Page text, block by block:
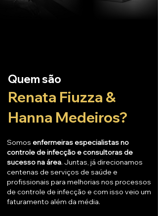
Quem são
Renata Fiuzza &
Hanna Medeiros?
Somos enfermeiras especialistas no
controle de infecção e consultoras de
sucesso na área. Juntas, já direcionamos
centenas de serviços de saúde e
profissionais para melhorias nos processos
de controle de infecção e com isso veio um
faturamento além da média.